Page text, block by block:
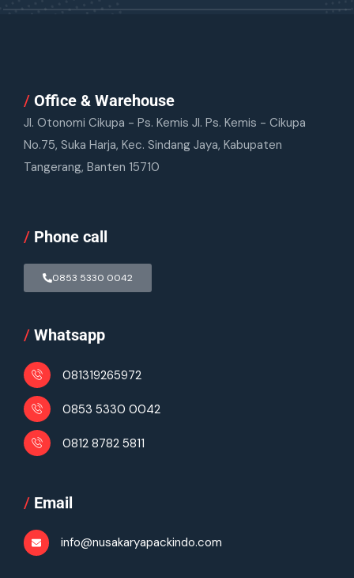
/ Office & Warehouse
Jl. Otonomi Cikupa - Ps. Kemis Jl. Ps. Kemis - Cikupa
No.75, Suka Harja, Kec. Sindang Jaya, Kabupaten
Tangerang, Banten 15710
/ Phone call
0853 5330 0042
/ Whatsapp
081319265972
0853 5330 0042
0812 8782 5811
/ Email
info@nusakaryapackindo.com